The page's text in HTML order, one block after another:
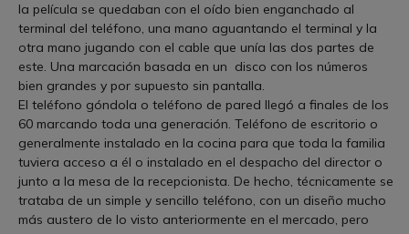
la película se quedaban con el oído bien enganchado al
terminal del teléfono, una mano aguantando el terminal y la
otra mano jugando con el cable que unía las dos partes de
este. Una marcación basada en un disco con los números
bien grandes y por supuesto sin pantalla.
El teléfono góndola o teléfono de pared llegó a finales de los
60 marcando toda una generación. Teléfono de escritorio o
generalmente instalado en la cocina para que toda la familia
tuviera acceso a él o instalado en el despacho del director o
junto a la mesa de la recepcionista. De hecho, técnicamente se
trataba de un simple y sencillo teléfono, con un diseño mucho
más austero de lo visto anteriormente en el mercado, pero